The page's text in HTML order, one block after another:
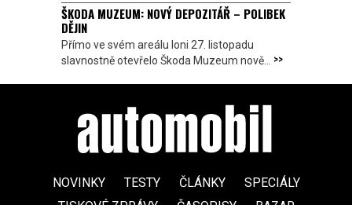
ŠKODA MUZEUM: NOVÝ DEPOZITÁŘ – POLIBEK
DĚJIN
Přímo ve svém areálu loni 27. listopadu
slavnostně otevřelo Škoda Muzeum nově... >>
NOVINKY TESTY ČLÁNKY
SPECIÁLY